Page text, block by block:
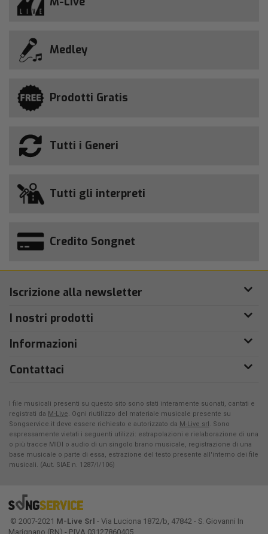
Medley
Prodotti Gratis
Tutti i Generi
Tutti gli interpreti
Credito Songnet
Iscrizione alla newsletter
I nostri prodotti
Informazioni
Contattaci
I file musicali presenti su questo sito sono stati interamente suonati, cantati e
registrati da M-Live. Ogni riutilizzo del materiale musicale presente su
Songservice.it deve essere richiesto e autorizzato da M-Live srl. Sono
espressamente vietati i seguenti utilizzi: estrapolazioni e rielaborazione di una
o più tracce MIDI o audio di un singolo brano musicale, registrazione di una
base musicale o parte di essa, estrazione del testo presente all'interno dei file
musicali. (Aut. SIAE n. 1287/I/106)
© 2007-2021 M-Live Srl - Via Luciona 1872/b, 47842 - S. Giovanni In
Marignano (RN) - P.IVA 03127860405